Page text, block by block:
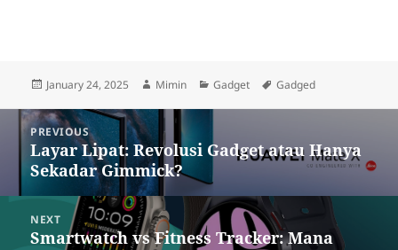
Posted
January 24, 2025 Author
Mimin Categories
Gadget Tags
Gadged
Post
navigation
PREVIOUS
Previous
post:
Layar Lipat: Revolusi Gadget atau Hanya
Sekadar Gimmick?
NEXT
Next
Smartwatch vs Fitness Tracker: Mana